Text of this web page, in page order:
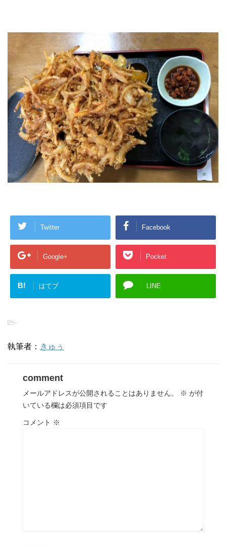
Twitter Facebook
Google+ Pocket
B! はてブ LINE
-
執筆者： きゅぅ
comment
メールアドレスが公開されることはありません。 ※ が付
いている欄は必須項目です
コメント ※